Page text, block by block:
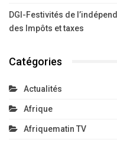
DGI-Festivités de
des Impôts et taxes
Catégories
Actualités
Afrique
Afriquematin TV